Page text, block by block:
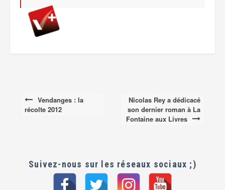
Post
Vendanges : la
récolte 2012
Nicolas Rey a dédicacé
son dernier roman à La
Fontaine aux Livres
Suivez-nous sur les réseaux sociaux ;)